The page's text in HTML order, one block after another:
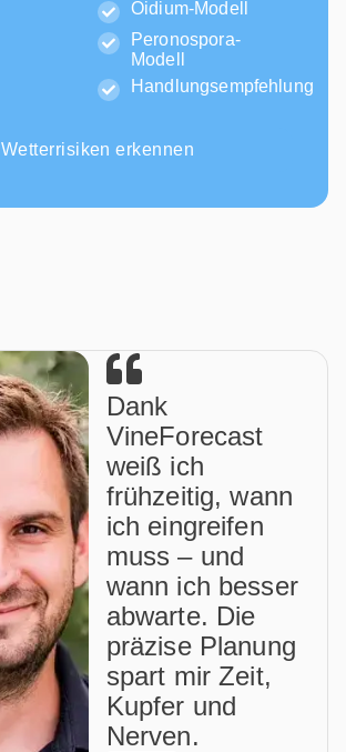
Wetterrisiken erkennen
Oidium-Modell
Peronospora-
Modell
Handlungsempfehlung
Dank
VineForecast
weiß ich
frühzeitig, wann
ich eingreifen
muss – und
wann ich besser
abwarte. Die
präzise Planung
spart mir Zeit,
Kupfer und
Nerven.